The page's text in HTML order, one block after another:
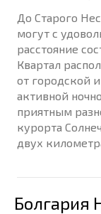
До Старого
могут с
расстояние
Квартал
от городской
активной
приятным
курорта
двух
Болгария